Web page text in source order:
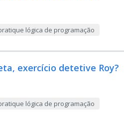
lógica de programação
exercício detetive Roy?
lógica de programação